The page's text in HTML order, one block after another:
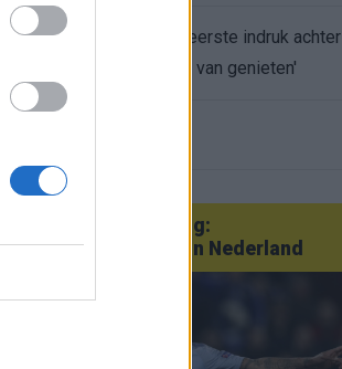
Marcos Leonardo laat eerste indruk achter
bij Ajax: 'Hier gaan fans van genieten'
Van Götze tot Sterling:
statementtransfers in Nederland